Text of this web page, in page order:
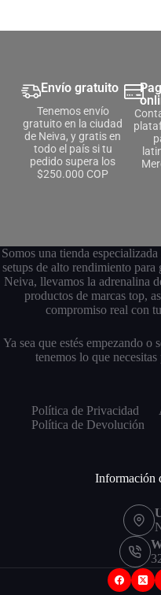
Envío gratuito
Tenemos envío
gratuito en la ciudad
de Neiva, y gratis en
todo el país si tu
pedido supera los
$250.000 COP
Somos una tienda
setups de alto rendimiento para
Neiva, llevamos la adrenalina
productos de marcas top,
compromiso real con
Ya sea que estés empezando o
tenemos lo que
Política de Privacidad
Política de Devolución
Información